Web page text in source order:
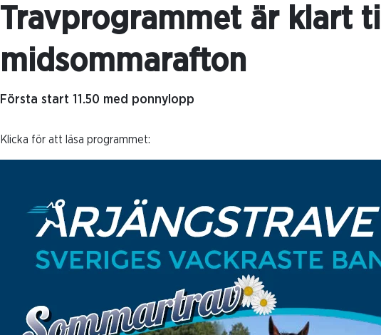
Travprogrammet är klart till
midsommarafton
Första start 11.50 med ponnylopp
Klicka för att läsa programmet: